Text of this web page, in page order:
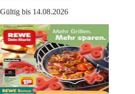
Gültig bis 14.08.2026